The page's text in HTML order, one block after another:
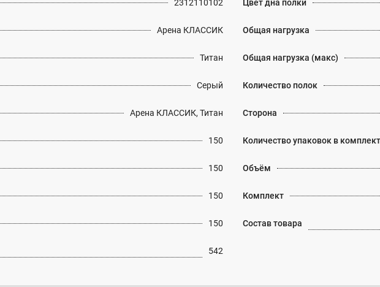
2312110102
Арена КЛАССИК
Титан
Серый
Арена КЛАССИК, Титан
150
150
150
150
542
Цвет дна полки
Общая нагрузка
Общая нагрузка (макс)
Количество полок
Сторона
Количество упаковок в
Объём
Комплект
Состав товара